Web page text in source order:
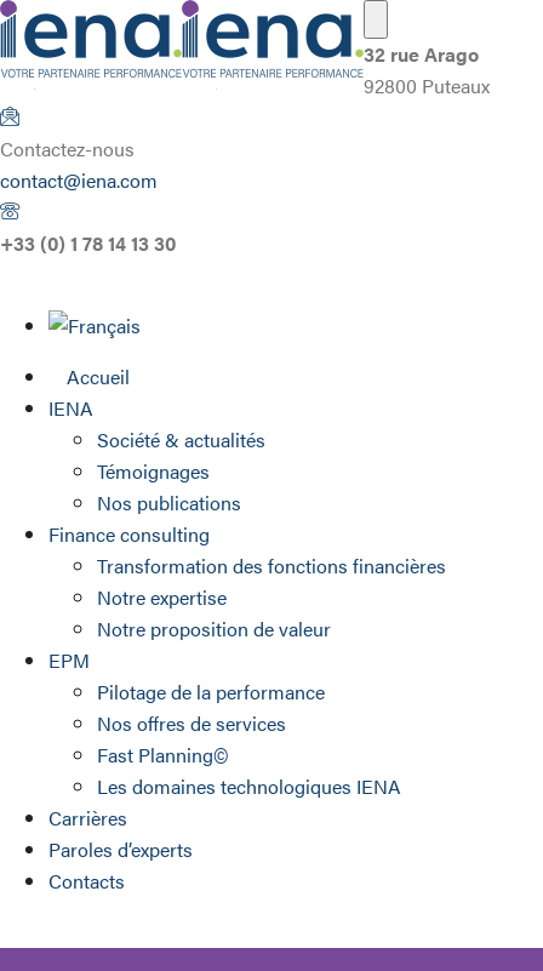
32 rue Arago
92800 Puteaux
Contactez-nous
contact@iena.com
+33 (0) 1 78 14 13 30
Accueil
IENA
Société & actualités
Témoignages
Nos publications
Finance consulting
Transformation des fonctions financières
Notre expertise
Notre proposition de valeur
EPM
Pilotage de la performance
Nos offres de services
Fast Planning©
Les domaines technologiques IENA
Carrières
Paroles d’experts
Contacts